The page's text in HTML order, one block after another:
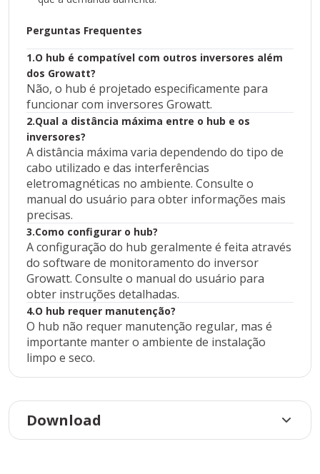
Perguntas Frequentes
1.O hub é compatível com outros inversores além
dos Growatt?
Não, o hub é projetado especificamente para
funcionar com inversores Growatt.
2.Qual a distância máxima entre o hub e os
inversores?
A distância máxima varia dependendo do tipo de
cabo utilizado e das interferências
eletromagnéticas no ambiente. Consulte o
manual do usuário para obter informações mais
precisas.
3.Como configurar o hub?
A configuração do hub geralmente é feita através
do software de monitoramento do inversor
Growatt. Consulte o manual do usuário para
obter instruções detalhadas.
4.O hub requer manutenção?
O hub não requer manutenção regular, mas é
importante manter o ambiente de instalação
limpo e seco.
Download